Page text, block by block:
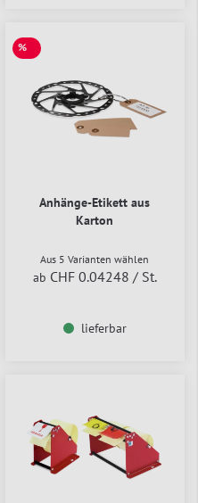
%
Anhänge-Etikett aus
Karton
Aus 5 Varianten wählen
ab CHF 0.04248 / St.
lieferbar